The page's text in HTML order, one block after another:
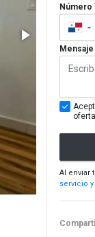
Número
▼
Mensaje
Al enviar
servicio